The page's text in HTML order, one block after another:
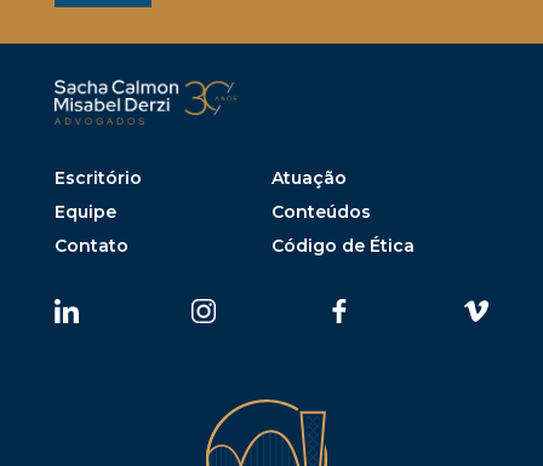
Escritório
Atuação
Equipe
Conteúdos
Contato
Código de Ética